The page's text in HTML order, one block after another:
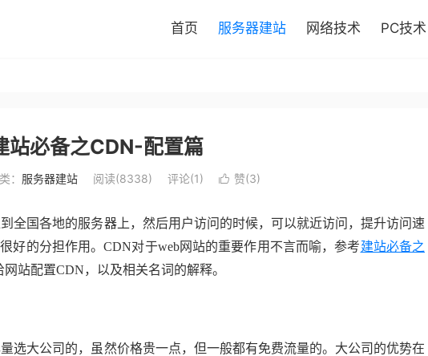
首页 服务器建站 网络技术 PC技术
站必备之CDN-配置篇
： 服务器建站 阅读(8338) 评论(1)  赞(3)
全国各地的服务器上，然后用户访问的时候，可以就近访问，提升访问速
好的分担作用。CDN对于web网站的重要作用不言而喻，参考建站必备之
站配置CDN，以及相关名词的解释。
选大公司的，虽然价格贵一点，但一般都有免费流量的。大公司的优势在